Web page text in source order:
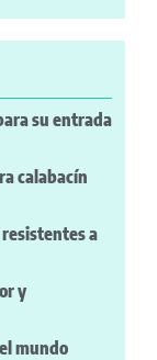
su entrada
calabacín
resistentes a
y
mundo